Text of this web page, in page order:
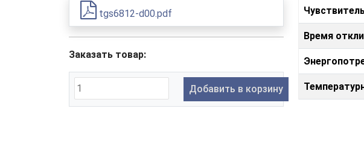
tgs6812-d00.pdf
Заказать товар:
Добавить в корзину
Время